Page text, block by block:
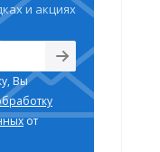
и акциях
Вы
от